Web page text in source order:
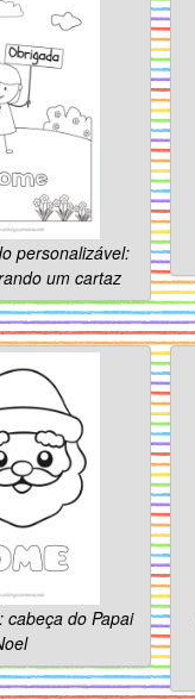
personalizável:
um cartaz
cabeça do Papai